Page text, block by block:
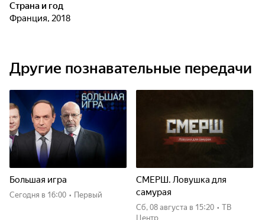
Страна и год
Франция, 2018
Другие познавательные передачи
Большая игра
Сегодня в 16:00 • Первый
СМЕРШ. Ловушка для
самурая
сб, 08 августа в 15:20 • ТВ
Центр